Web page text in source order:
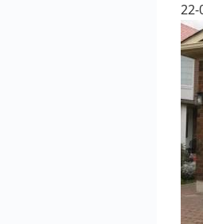
22-